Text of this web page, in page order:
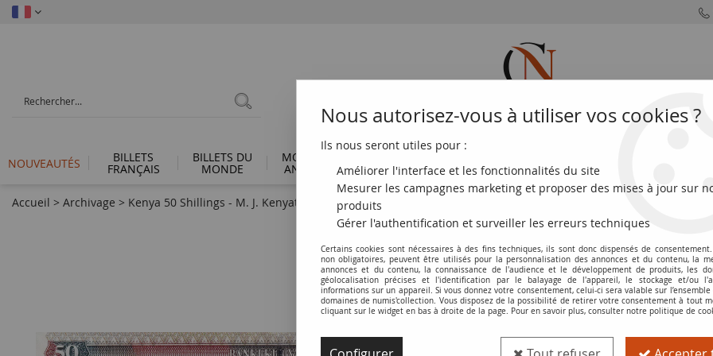
NOUVEAUTÉS BILLETS
FRANÇAIS
BILLETS DU
MONDE
MONNAIES
ANTIQUES FRANÇAISES DU MONDE EUROS
Accueil > Archivage > Kenya 50 Shillings - M. J. Kenyatta - Caravane - 2010 - NEUF - P.47e
Billet Kenya 50 Shillings - M. J.
Réf. :100117251
Nous autorisez-vous à utiliser vos cookies ?
Ils nous seront utiles pour :
Améliorer l'interface et les fonctionnalités du site
Mesurer les campagnes marketing et proposer des mises à jour sur
produits
Gérer l'authentification et surveiller les erreurs techniques
Certains cookies sont nécessaires à des fins techniques, ils sont donc dispensés de
non obligatoires, peuvent être utilisés pour la personnalisation des annonces et du contenu, la
annonces et du contenu, la connaissance de l'audience et le développement de produits, les
géolocalisation précises et l'identification par le balayage de l'appareil, le stockage et/ou
informations sur un appareil. Si vous donnez votre consentement, celui-ci sera valable sur l’ensemble
domaines de numis'collection. Vous disposez de la possibilité de retirer votre consentement à tout
cliquant sur le widget en bas à droite de la page. Pour en savoir plus, consulter notre politique de